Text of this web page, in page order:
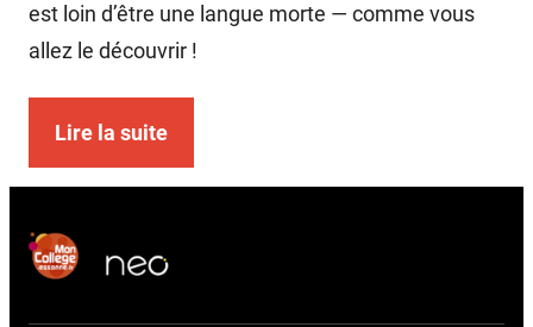
est loin d’être une langue morte — comme vous
allez le découvrir !
Lire la suite